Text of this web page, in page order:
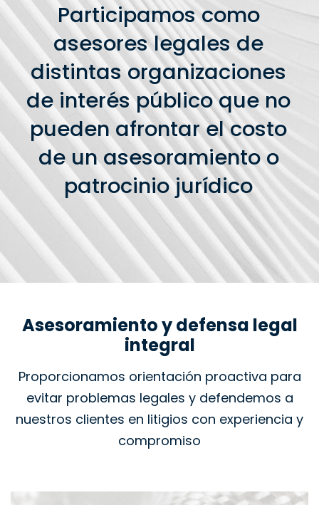
Participamos como
asesores legales de
distintas organizaciones
de interés público que no
pueden afrontar el costo
de un asesoramiento o
patrocinio jurídico
Asesoramiento y defensa legal
integral
Proporcionamos orientación proactiva para
evitar problemas legales y defendemos a
nuestros clientes en litigios con experiencia y
compromiso